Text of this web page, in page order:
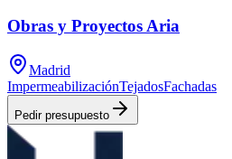
Obras y Proyectos Aria
Madrid
ImpermeabilizaciónTejadosFachadas
Pedir presupuesto